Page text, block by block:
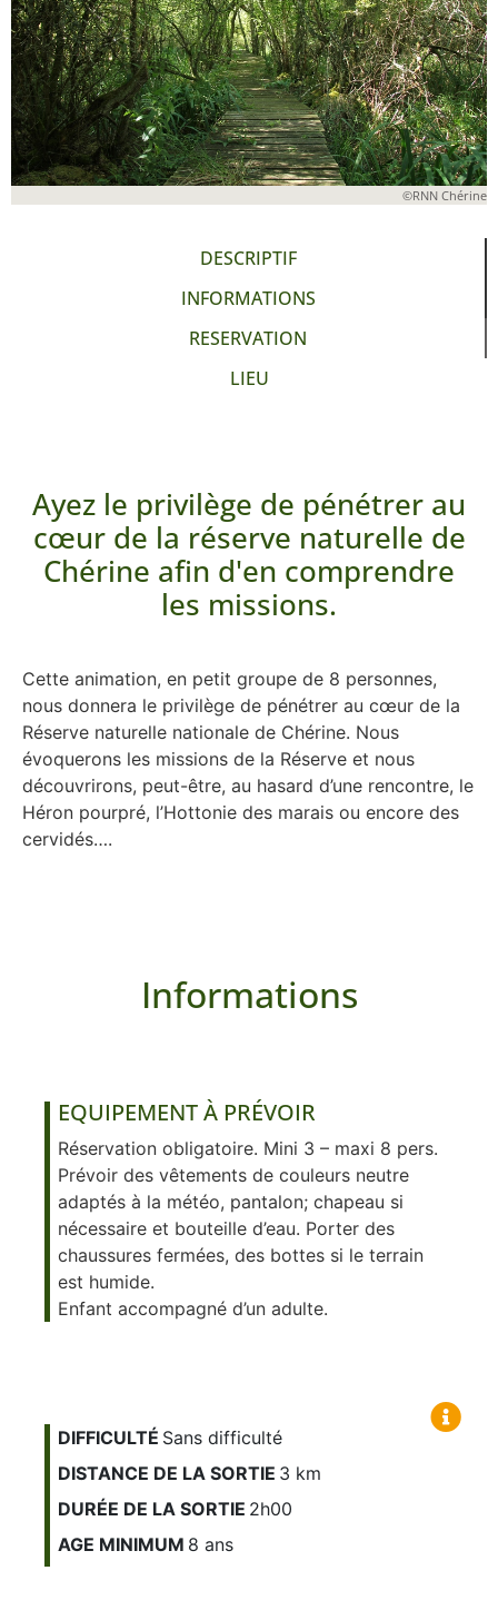
©RNN Chérine
DESCRIPTIF
INFORMATIONS
RESERVATION
LIEU
Ayez le privilège de pénétrer au
cœur de la réserve naturelle de
Chérine afin d'en comprendre
les missions.
Cette animation, en petit groupe de 8 personnes,
nous donnera le privilège de pénétrer au cœur de la
Réserve naturelle nationale de Chérine. Nous
évoquerons les missions de la Réserve et nous
découvrirons, peut-être, au hasard d’une rencontre, le
Héron pourpré, l’Hottonie des marais ou encore des
cervidés….
Informations
EQUIPEMENT À PRÉVOIR
Réservation obligatoire. Mini 3 – maxi 8 pers.
Prévoir des vêtements de couleurs neutre
adaptés à la météo, pantalon; chapeau si
nécessaire et bouteille d’eau. Porter des
chaussures fermées, des bottes si le terrain
est humide.
Enfant accompagné d’un adulte.
DIFFICULTÉ Sans difficulté
DISTANCE DE LA SORTIE 3 km
DURÉE DE LA SORTIE 2h00
AGE MINIMUM 8 ans